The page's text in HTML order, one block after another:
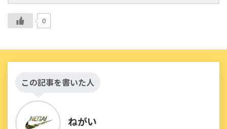
0
この記事を書いた人
ねがい